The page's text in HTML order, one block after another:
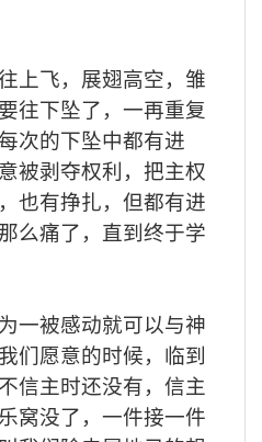
上飞，展翅高空，雏
往下坠了，一再重复
次的下坠中都有进
被剥夺权利，把主权
也有挣扎，但都有进
那么痛了 ， 直到终于学
一被感动就可以与神
我们愿意的时候，临到
信主时还没有，信主
窝没了，一件接一件